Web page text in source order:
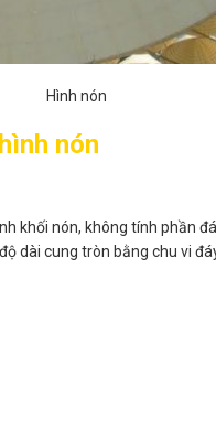
Hình nón
nón
khối nón, không tính phần
dài cung tròn bằng chu vi